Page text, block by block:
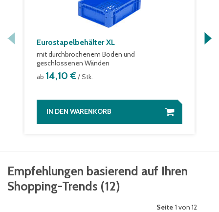
Eurostapelbehälter XL
mit durchbrochenem Boden und
geschlossenen Wänden
ab 14,10 €/ Stk.
IN DEN WARENKORB
Empfehlungen basierend auf Ihren
Shopping-Trends (12)
Seite 1 von 12